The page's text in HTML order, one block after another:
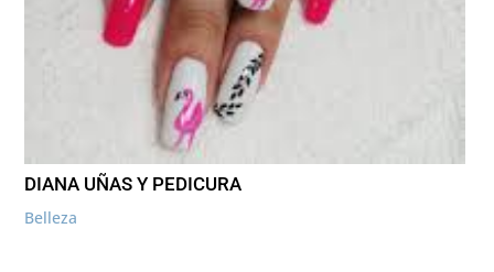
DIANA UÑAS Y PEDICURA
Belleza